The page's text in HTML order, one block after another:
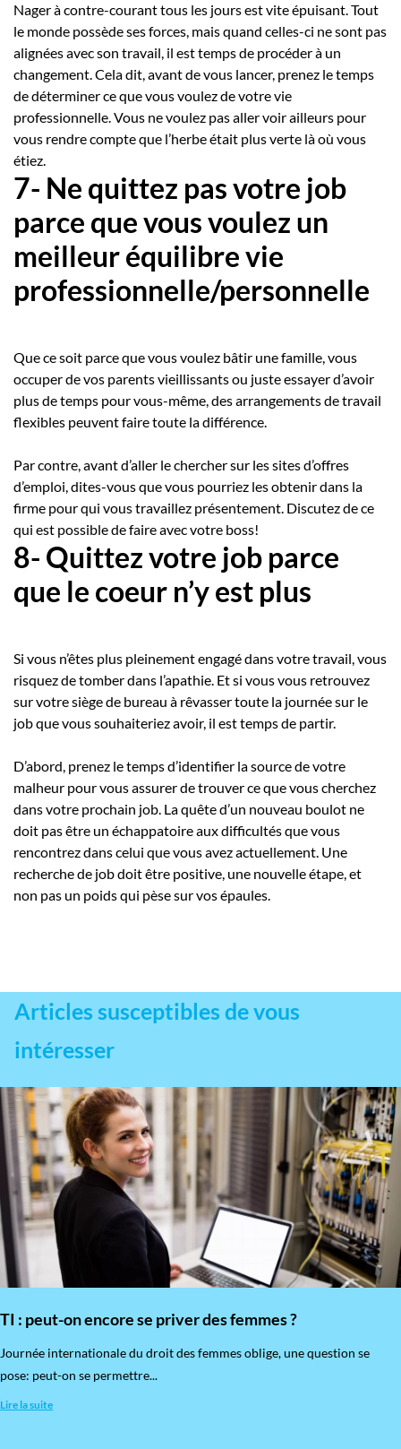
Nager à contre-courant tous les jours est vite épuisant. Tout
le monde possède ses forces, mais quand celles-ci ne sont pas
alignées avec son travail, il est temps de procéder à un
changement. Cela dit, avant de vous lancer, prenez le temps
de déterminer ce que vous voulez de votre vie
professionnelle. Vous ne voulez pas aller voir ailleurs pour
vous rendre compte que l’herbe était plus verte là où vous
étiez.
7- Ne quittez pas votre job
parce que vous voulez un
meilleur équilibre vie
professionnelle/personnelle
Que ce soit parce que vous voulez bâtir une famille, vous
occuper de vos parents vieillissants ou juste essayer d’avoir
plus de temps pour vous-même, des arrangements de travail
flexibles peuvent faire toute la différence.
Par contre, avant d’aller le chercher sur les sites d’offres
d’emploi, dites-vous que vous pourriez les obtenir dans la
firme pour qui vous travaillez présentement. Discutez de ce
qui est possible de faire avec votre boss!
8- Quittez votre job parce
que le coeur n’y est plus
Si vous n’êtes plus pleinement engagé dans votre travail, vous
risquez de tomber dans l’apathie. Et si vous vous retrouvez
sur votre siège de bureau à rêvasser toute la journée sur le
job que vous souhaiteriez avoir, il est temps de partir.
D’abord, prenez le temps d’identifier la source de votre
malheur pour vous assurer de trouver ce que vous cherchez
dans votre prochain job. La quête d’un nouveau boulot ne
doit pas être un échappatoire aux difficultés que vous
rencontrez dans celui que vous avez actuellement. Une
recherche de job doit être positive, une nouvelle étape, et
non pas un poids qui pèse sur vos épaules.
Articles susceptibles de vous
intéresser
TI : peut-on encore se priver des femmes ?
​Journée internationale du droit des femmes oblige, une question se
pose: peut-on se permettre...
Lire la suite